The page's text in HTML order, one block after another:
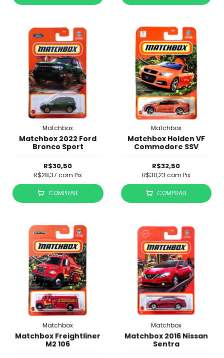
Matchbox
Matchbox 2022 Ford
Bronco Sport
R$30,50
R$28,37com Pix
COMPRAR
Matchbox
Matchbox Holden VF
Commodore SSV
R$32,50
R$30,23 com Pix
COMPRAR
Matchbox
Matchbox Freightliner
M2 106
Matchbox
Matchbox 2016 Nissan
Sentra